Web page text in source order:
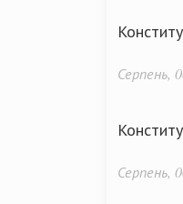
Серпень,
Серпень,